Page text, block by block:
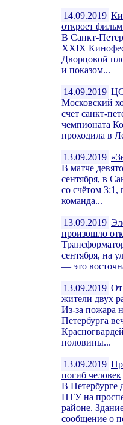
14.09.2019
откроет
В Санкт-
XXIX
Дворцовой
и показом...
14.09.2019
Московский
счет санкт-
чемпионата
проходила в
13.09.2019
В матче
сентября, в
со счётом 3:1,
команда...
13.09.2019
произошло
сентября, на
— это
13.09.2019 От
жители двух
Из-за пожара
Петербурга
половины...
13.09.2019
погиб человек
В Петербурге
ПТУ на
районе.
сообщение о